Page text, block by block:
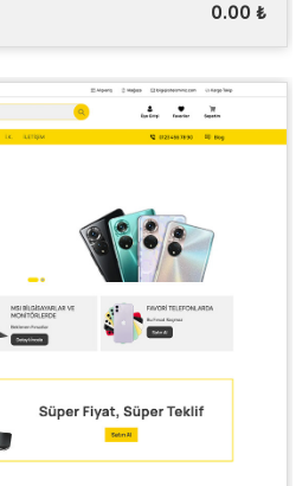
0.00 ₺